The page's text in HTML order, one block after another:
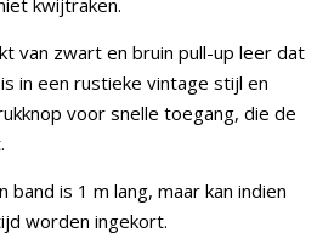
kwijtraken.
van zwart en bruin pull-up leer dat
in een rustieke vintage stijl en
voor snelle toegang, die de
is 1 m lang, maar kan indien
worden ingekort.